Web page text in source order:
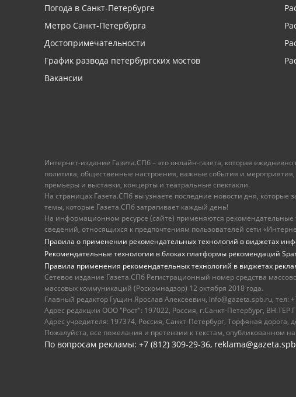
Погода в Санкт-Петербурге
Метро Санкт-Петербурга
Достопримечательности
График развода петербургских мостов
Вакансии
Интернет-издание Газета.СПб – это онлайн-газета, которая
политика, общественные настроения, важные события и мероприятия,
премьеры и выставки, концерты и театральные спектакли.
На страницах Газета.СПб вы узнаете последние новости дня, которые
темы, которые Газета.СПб затрагивает каждый день!
На информационном ресурсе (сайте) применяются
сведений, относящихся к предпочтениям пользователей сети
Правила о применении рекомендательных технологий в виджетах
Рекомендательные технологии в блоках платформы рекомендаций
Правила применения рекомендательных технологий в виджетах
Сетевое издание Газета.СПб Регистрационный номер средства
массовых коммуникаций (Роскомнадзор) 12 октября 2018 года.
Главный редактор Гущин Ярослав Алексеевич, info@gazeta.spb.ru,
Адрес редакции ООО "Рост": 197022, Россия, г.Санкт-Петербург,
Адрес учредителя: 197374, Россия, Санкт-Петербург, Торфяная
Пожалуйста, все пожелания и претензии к текстам, опубликованном
По вопросам рекламы: +7 (812) 309-29-36,